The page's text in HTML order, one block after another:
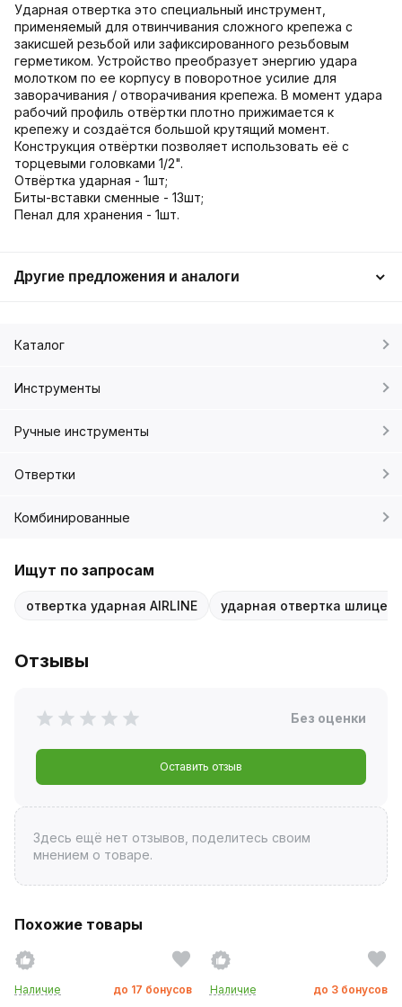
Ударная отвертка это специальный инструмент,
применяемый для отвинчивания сложного крепежа с
закисшей резьбой или зафиксированного резьбовым
герметиком. Устройство преобразует энергию удара
молотком по ее корпусу в поворотное усилие для
заворачивания / отворачивания крепежа. В момент удара
рабочий профиль отвёртки плотно прижимается к
крепежу и создаётся большой крутящий момент.
Конструкция отвёртки позволяет использовать её с
торцевыми головками 1/2".
Отвёртка ударная - 1шт;
Биты-вставки сменные - 13шт;
Пенал для хранения - 1шт.
Другие предложения и аналоги
Каталог
Инструменты
Ручные инструменты
Отвертки
Комбинированные
Ищут по запросам
отвертка ударная AIRLINE ударная отвертка
Отзывы
Без оценки
Оставить отзыв
Здесь ещё нет отзывов, поделитесь своим
мнением о товаре.
Похожие товары
Наличие до 17 бонусов
Наличие до 3 бонусов